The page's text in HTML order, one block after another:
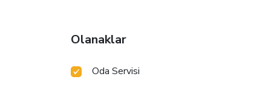
Olanaklar
Oda Servisi